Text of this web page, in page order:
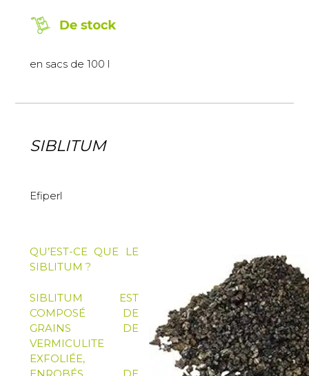
en sacs de 100 l
SIBLITUM
Efiperl
QU’EST-CE QUE LE
SIBLITUM ?
SIBLITUM EST
COMPOSÉ DE
GRAINS DE
VERMICULITE
EXFOLIÉE,